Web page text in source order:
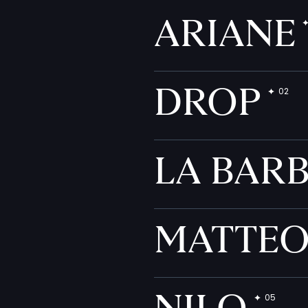
ARIANE
DROP
LA